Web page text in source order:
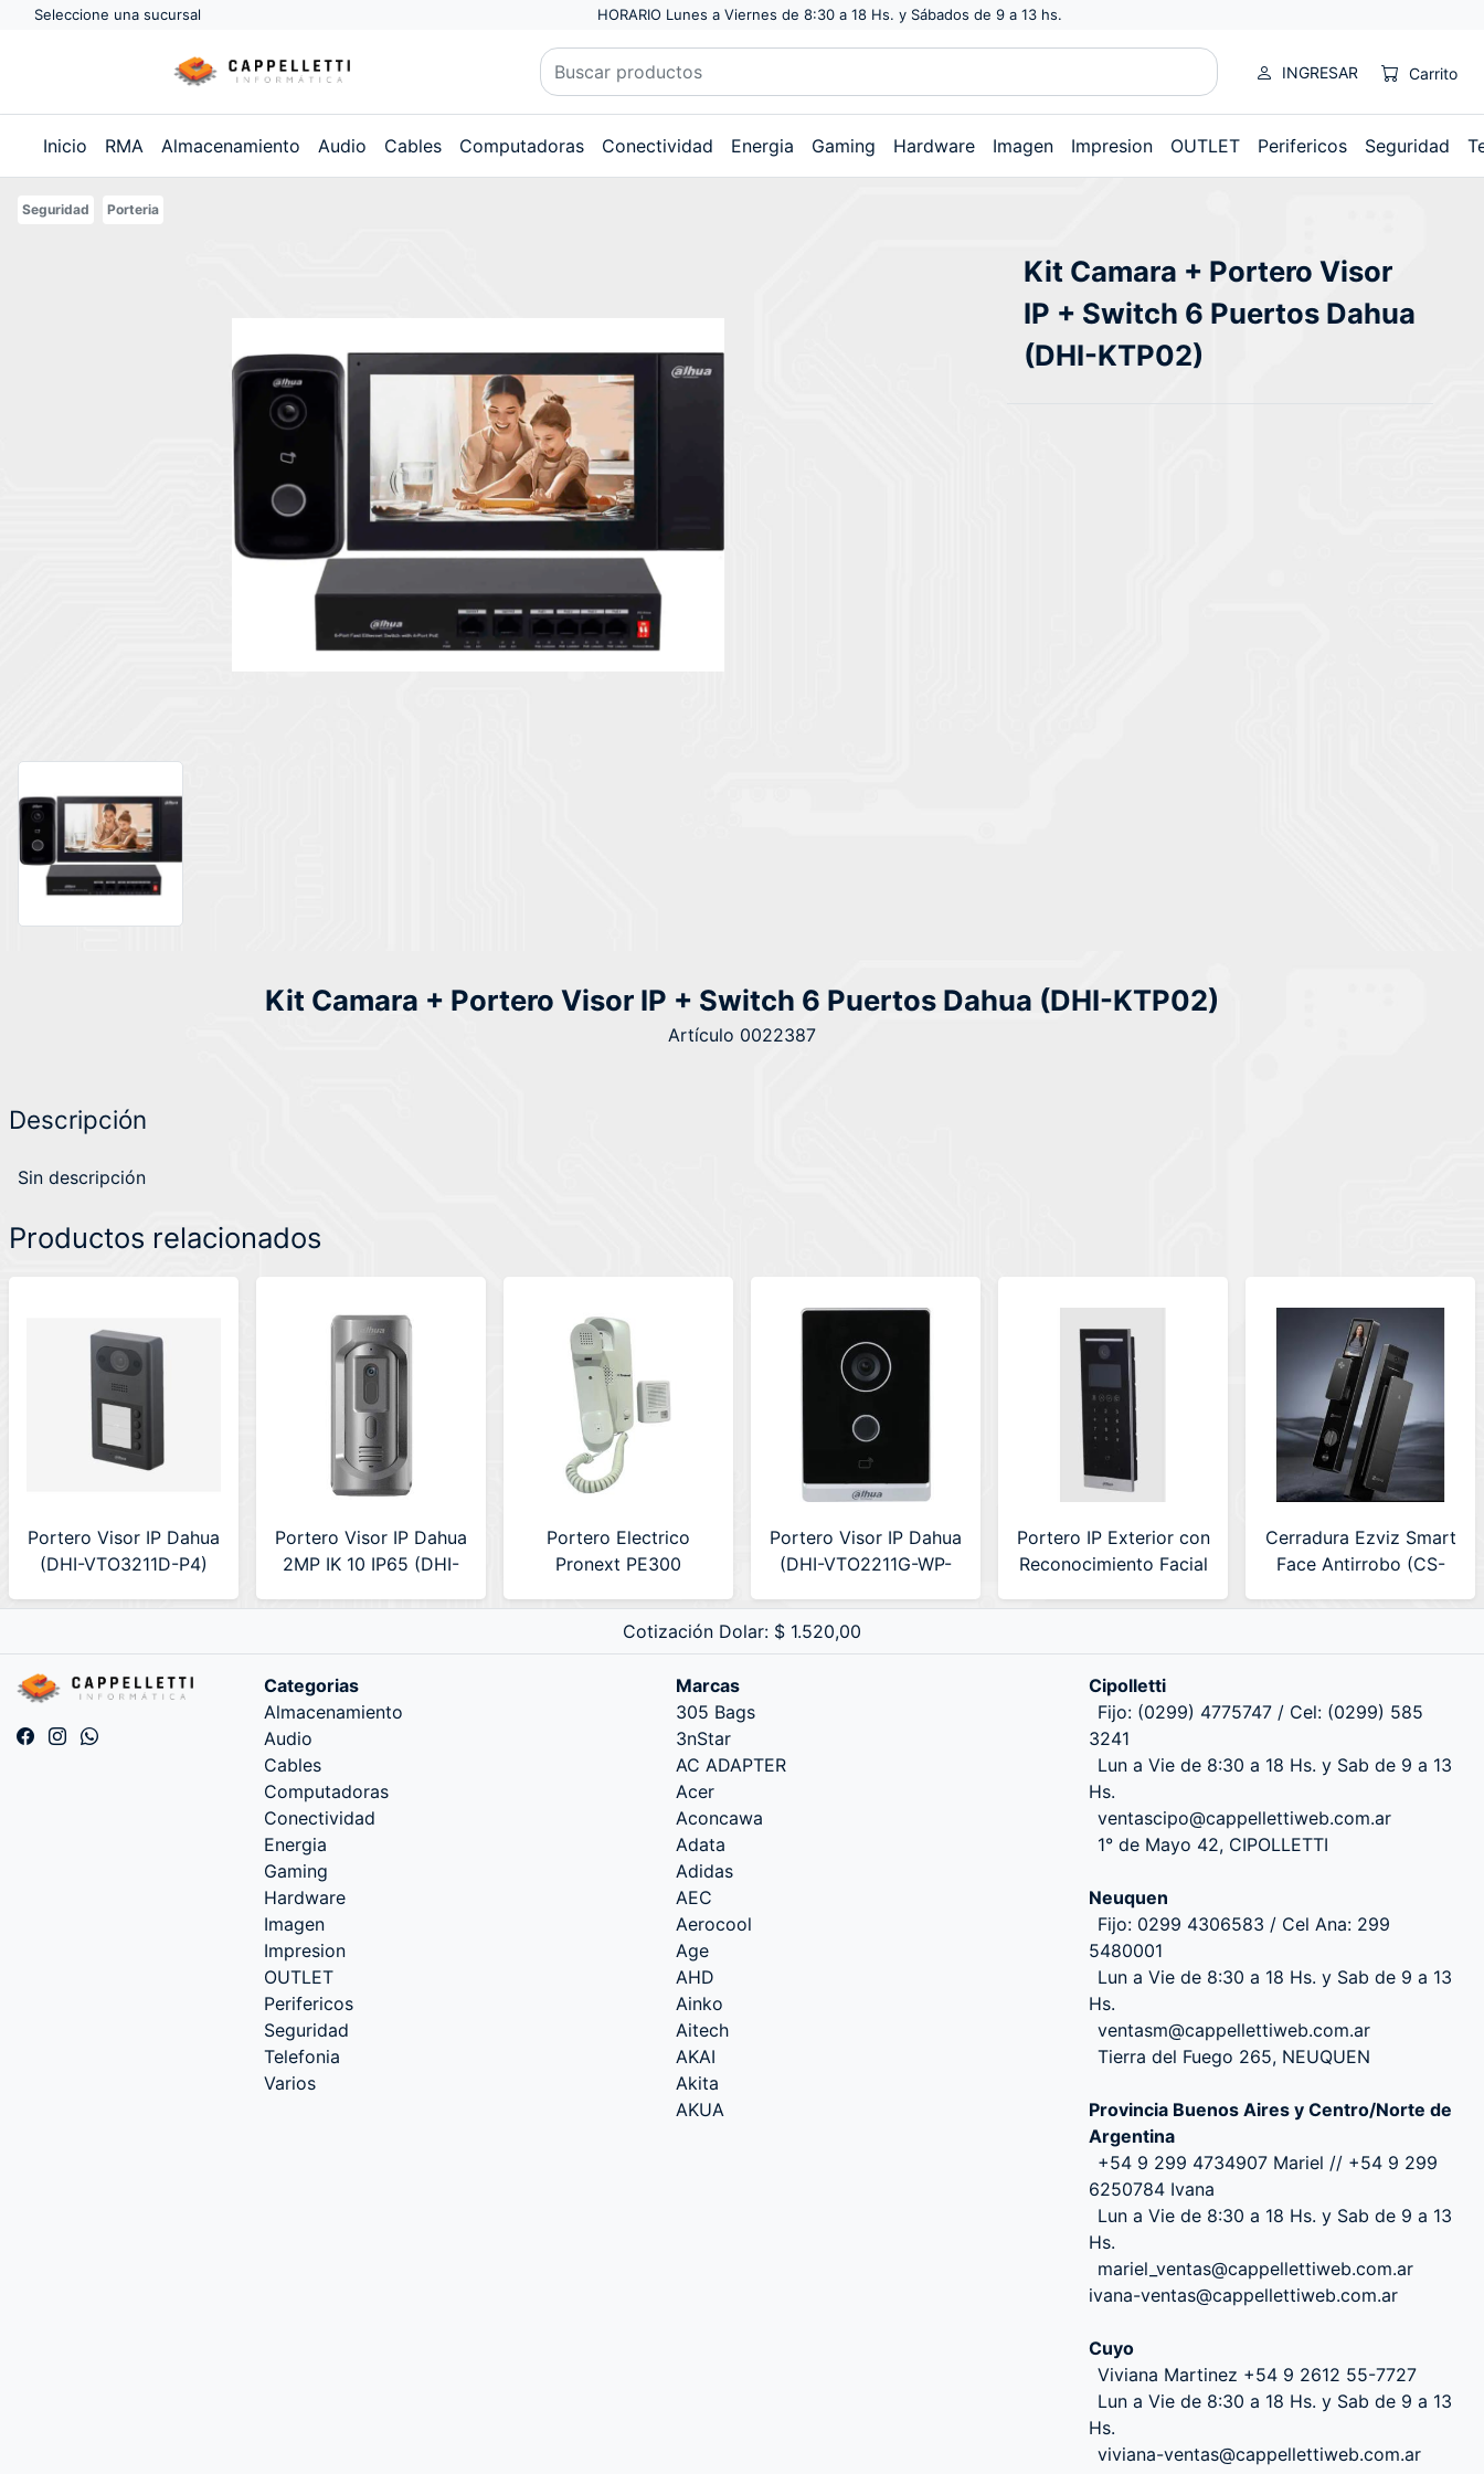
Seleccione una sucursal HORARIO Lunes a Viernes de 8:30 a 18 Hs. y Sábados de 9 a 13 hs.
INGRESAR Carrito
Inicio RMA Almacenamiento Audio Cables Computadoras Conectividad Energia Gaming Hardware Imagen Impresion OUTLET Perifericos Seguridad
Seguridad Porteria
Kit Camara + Portero Visor
IP + Switch 6 Puertos Dahua
(DHI-KTP02)
Kit Camara + Portero Visor IP + Switch 6 Puertos Dahua (DHI-KTP02)
Artículo 0022387
Descripción
Sin descripción
Productos relacionados
Portero Visor IP Dahua
(DHI-VTO3211D-P4)
Portero Visor IP Dahua
2MP IK 10 IP65 (DHI-
Portero Electrico
Pronext PE300
Portero Visor IP Dahua
(DHI-VTO2211G-WP-
Portero IP Exterior con
Reconocimiento Facial
Cerradura Ezviz Smart
Face Antirrobo (CS-
Cotización Dolar: $ 1.520,00
Categorias
Almacenamiento
Audio
Cables
Computadoras
Conectividad
Energia
Gaming
Hardware
Imagen
Impresion
OUTLET
Perifericos
Seguridad
Telefonia
Varios
Marcas
305 Bags
3nStar
AC ADAPTER
Acer
Aconcawa
Adata
Adidas
AEC
Aerocool
Age
AHD
Ainko
Aitech
AKAI
Akita
AKUA
Cipolletti
Fijo: (0299) 4775747 / Cel: (0299) 585
3241
Lun a Vie de 8:30 a 18 Hs. y Sab de 9 a 13
Hs.
ventascipo@cappellettiweb.com.ar
1° de Mayo 42, CIPOLLETTI
Neuquen
Fijo: 0299 4306583 / Cel Ana: 299
5480001
Lun a Vie de 8:30 a 18 Hs. y Sab de 9 a 13
Hs.
ventasm@cappellettiweb.com.ar
Tierra del Fuego 265, NEUQUEN
Provincia Buenos Aires y Centro/Norte de
Argentina
+54 9 299 4734907 Mariel // +54 9 299
6250784 Ivana
Lun a Vie de 8:30 a 18 Hs. y Sab de 9 a 13
Hs.
mariel_ventas@cappellettiweb.com.ar
ivana-ventas@cappellettiweb.com.ar
Cuyo
Viviana Martinez +54 9 2612 55-7727
Lun a Vie de 8:30 a 18 Hs. y Sab de 9 a 13
Hs.
viviana-ventas@cappellettiweb.com.ar